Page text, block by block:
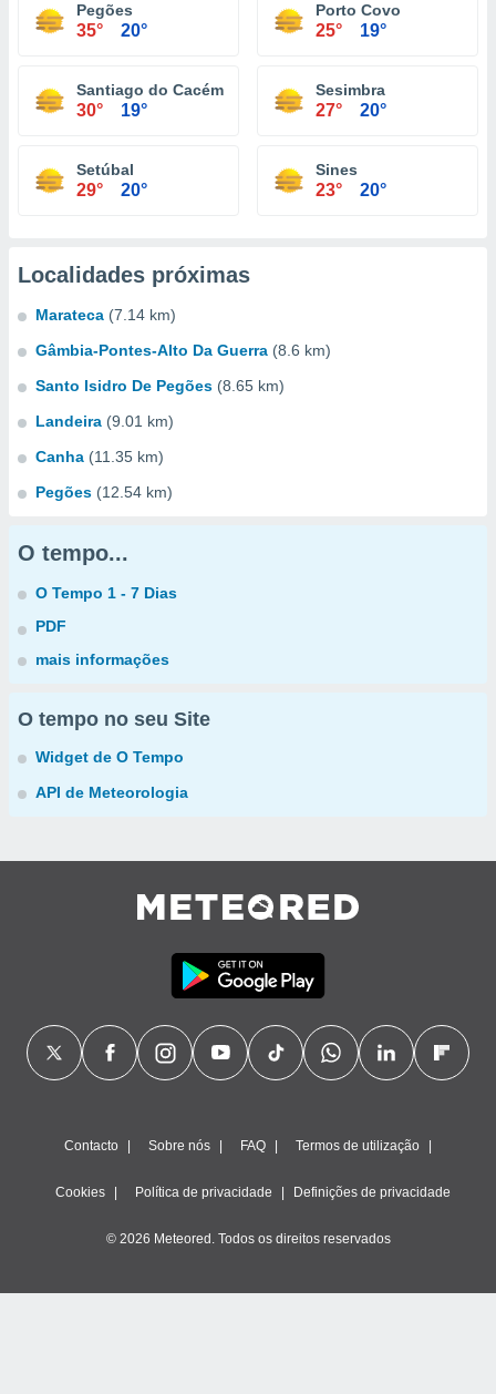
Pegões
35° 20°
Porto Covo
25° 19°
Santiago do Cacém
30° 19°
Sesimbra
27° 20°
Setúbal
29° 20°
Sines
23° 20°
Localidades próximas
Marateca (7.14 km)
Gâmbia-Pontes-Alto Da Guerra (8.6 km)
Santo Isidro De Pegões (8.65 km)
Landeira (9.01 km)
Canha (11.35 km)
Pegões (12.54 km)
O tempo...
O Tempo 1 - 7 Dias
PDF
mais informações
O tempo no seu Site
Widget de O Tempo
API de Meteorologia
Contacto Sobre nós FAQ Termos de utilização
Cookies Política de privacidade Definições de privacidade
© 2026 Meteored. Todos os direitos reservados